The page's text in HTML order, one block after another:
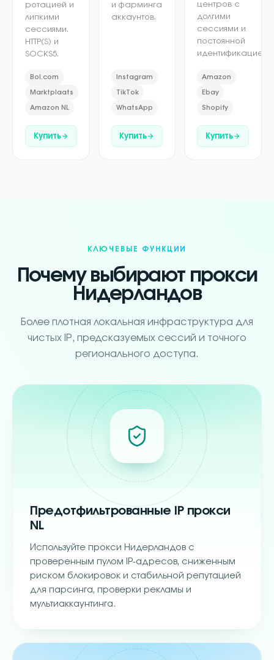
ротацией и
липкими
сессиями.
HTTP(S) и
SOCKS5.
Bol.com
Marktplaats
Amazon NL
Купить
и фарминга
аккаунтов.
Instagram
TikTok
WhatsApp
Купить
центров с
долгими
сессиями и
постоянной
идентификацией.
Amazon
Ebay
Shopify
Купить
КЛЮЧЕВЫЕ ФУНКЦИИ
Почему выбирают прокси
Нидерландов
Более плотная локальная инфраструктура для
чистых IP, предсказуемых сессий и точного
регионального доступа.
Предотфильтрованные IP прокси
NL
Используйте прокси Нидерландов с
проверенным пулом IP-адресов, сниженным
риском блокировок и стабильной репутацией
для парсинга, проверки рекламы и
мультиаккаунтинга.